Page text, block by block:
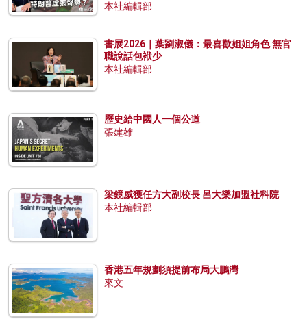
本社編輯部
書展2026｜葉劉淑儀：最喜歡姐姐角色 無官
職說話包袱少
本社編輯部
歷史給中國人一個公道
張建雄
梁鏡威獲任方大副校長 呂大樂加盟社科院
本社編輯部
香港五年規劃須提前布局大鵬灣
來文